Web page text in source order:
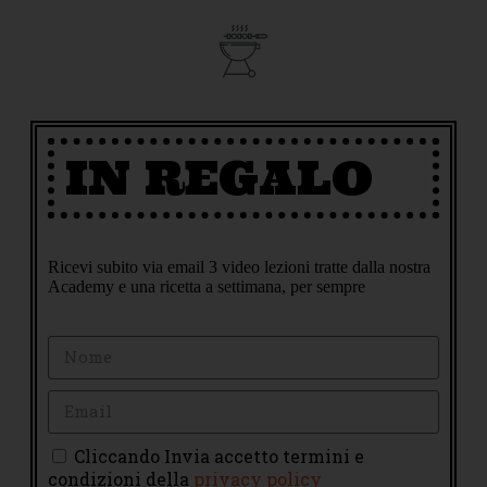
IN REGALO
Ricevi subito via email 3 video lezioni tratte dalla nostra
Academy e una ricetta a settimana, per sempre
Cliccando Invia accetto termini e
condizioni della privacy policy